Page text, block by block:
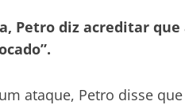
Petro diz acreditar que
ataque, Petro disse